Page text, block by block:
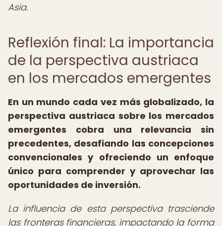
Asia.
Reflexión final: La importancia
de la perspectiva austriaca
en los mercados emergentes
En un mundo cada vez más globalizado, la
perspectiva austriaca sobre los mercados
emergentes cobra una relevancia sin
precedentes, desafiando las concepciones
convencionales y ofreciendo un enfoque
único para comprender y aprovechar las
oportunidades de inversión.
La influencia de esta perspectiva trasciende
las fronteras financieras, impactando la forma